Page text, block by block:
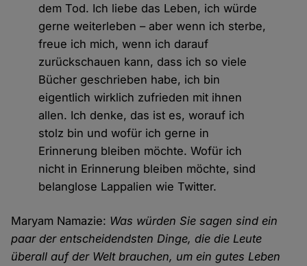
dem Tod. Ich liebe das Leben, ich würde
gerne weiterleben – aber wenn ich sterbe,
freue ich mich, wenn ich darauf
zurückschauen kann, dass ich so viele
Bücher geschrieben habe, ich bin
eigentlich wirklich zufrieden mit ihnen
allen. Ich denke, das ist es, worauf ich
stolz bin und wofür ich gerne in
Erinnerung bleiben möchte. Wofür ich
nicht in Erinnerung bleiben möchte, sind
belanglose Lappalien wie Twitter.
Maryam Namazie: Was würden Sie sagen sind ein
paar der entscheidendsten Dinge, die die Leute
überall auf der Welt brauchen, um ein gutes Leben